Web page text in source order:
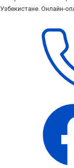
Узбекистане. Онлайн-